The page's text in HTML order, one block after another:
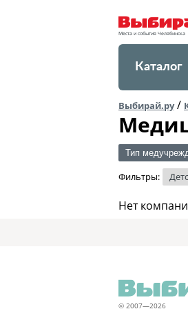
Места и события Челябинска
Каталог
Выбирай.ру/
Тип
Фильтры:
Нет
© 2007—2026